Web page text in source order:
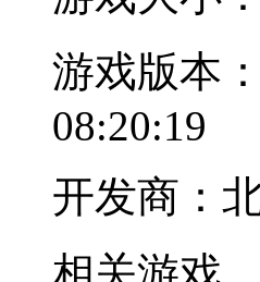
游戏版本
08:20:19
开发商：